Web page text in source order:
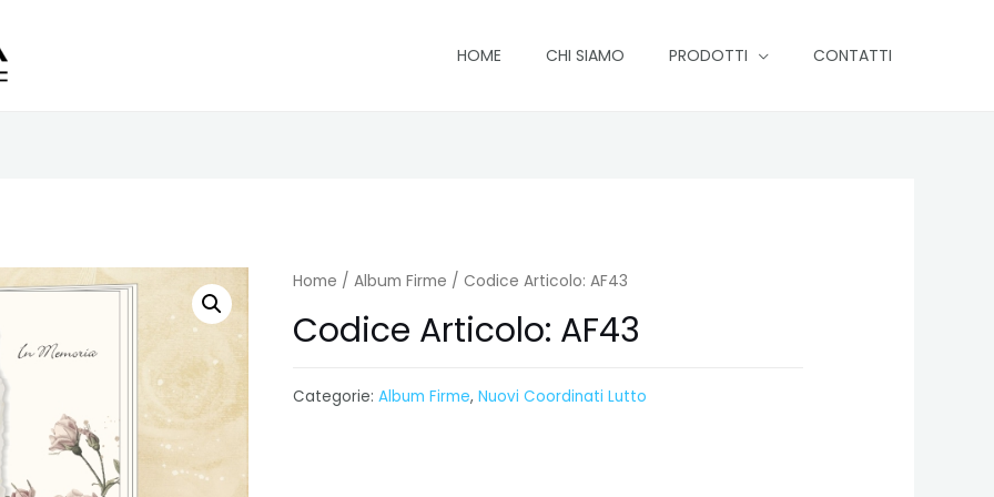
HOME CHI SIAMO PRODOTTI CONTATTI
Home / Album Firme / Codice Articolo: AF43
Codice Articolo: AF43
Categorie: Album Firme, Nuovi Coordinati Lutto